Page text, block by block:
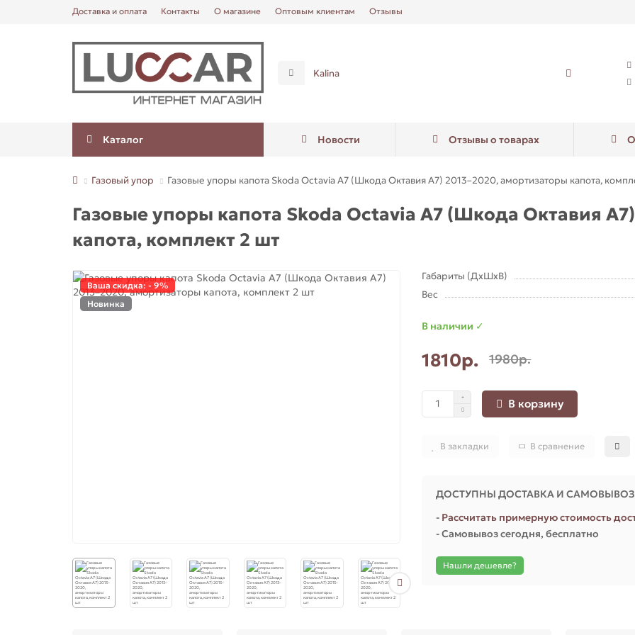
Доставка и оплата Контакты О магазине Оптовым клиентам Отзывы
Каталог Новости Отзывы о товарах
Газовый упор Газовые упоры капота Skoda Octavia A7 (Шкода Октавия А7) 2013–2020, амортизаторы капота,
Газовые упоры капота Skoda Octavia A7 (Шкода Октавия
капота, комплект 2 шт
Ваша скидка: - 9%
Новинка
Габариты (ДхШхВ)
Вес
В наличии ✓
1810р. 1980р.
В корзину
В закладки В сравнение
ДОСТУПНЫ ДОСТАВКА И САМОВЫВОЗ
- Рассчитать примерную стоимость
- Самовывоз сегодня, бесплатно
Нашли дешевле?